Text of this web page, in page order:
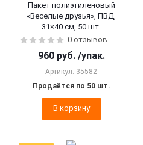
Пакет полиэтиленовый
«Веселые друзья», ПВД,
31×40 см, 50 шт.
0 отзывов
960 руб. /упак.
Артикул: 35582
Продаётся по 50 шт.
В корзину